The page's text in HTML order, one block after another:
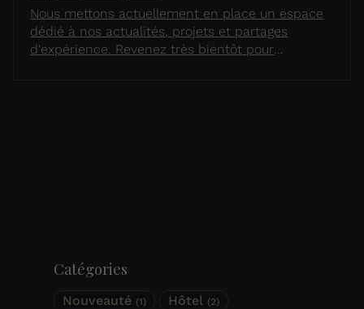
Catégories
Nouveauté (1) Hôtel (2)
Nous mettons actuellement en place un espace
dédié à nos actualités, projets et partages
d'expérience. Revenez très bientôt pour